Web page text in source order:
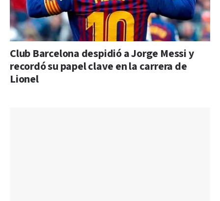
Club Barcelona despidió a Jorge Messi y
recordó su papel clave en la carrera de
Lionel